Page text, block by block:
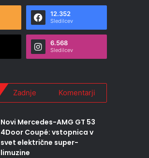
12.352
Sledilcev
6.568
Sledilcev
Zadnje Komentarji
Novi Mercedes-AMG GT 53
4Door Coupé: vstopnica v
svet električne super-
limuzine